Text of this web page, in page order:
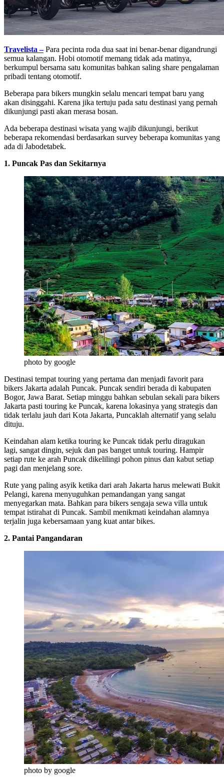
Travelista –Para pecinta roda dua saat ini benar-benar digandrungi
semua kalangan. Hobi otomotif memang tidak ada matinya,
berkumpul bersama satu komunitas bahkan saling share pengalaman
pribadi tentang otomotif.
Beberapa para bikers mungkin selalu mencari tempat baru yang
akan disinggahi. Karena jika tertuju pada satu destinasi yang pernah
dikunjungi pasti akan merasa bosan.
Ada beberapa destinasi wisata yang wajib dikunjungi, berikut
beberapa rekomendasi berdasarkan survey beberapa komunitas yang
ada di Jabodetabek.
1. Puncak Pas dan Sekitarnya
photo by google
Destinasi tempat touring yang pertama dan menjadi favorit para
bikers Jakarta adalah Puncak. Puncak sendiri berada di kabupaten
Bogor, Jawa Barat. Setiap minggu bahkan sebulan sekali para bikers
Jakarta pasti touring ke Puncak, karena lokasinya yang strategis dan
tidak terlalu jauh dari Kota Jakarta, Puncaklah alternatif yang selalu
dituju.
Keindahan alam ketika touring ke Puncak tidak perlu diragukan
lagi, sangat dingin, sejuk dan pas banget untuk touring. Hampir
setiap rute ke arah Puncak dikelilingi pohon pinus dan kabut setiap
pagi dan menjelang sore.
Rute yang paling asyik ketika dari arah Jakarta harus melewati Bukit
Pelangi, karena menyuguhkan pemandangan yang sangat
menyegarkan mata. Bahkan para bikers sengaja sewa villa untuk
tempat istirahat di Puncak. Sambil menikmati keindahan alamnya
terjalin juga kebersamaan yang kuat antar bikes.
2. Pantai Pangandaran
photo by google